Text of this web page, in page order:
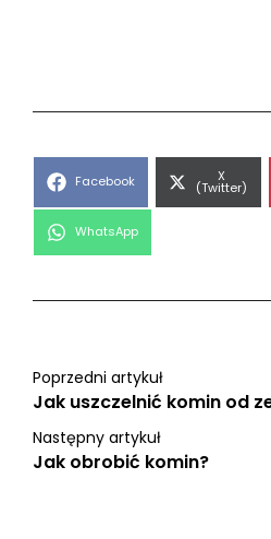
Share
Facebook Share
on
X
(Twitter)
Share
WhatsApp
Poprzedni artykuł
Jak uszczelnić komin od
Następny artykuł
Jak obrobić komin?